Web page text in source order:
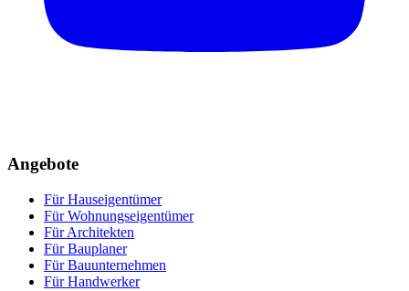
Angebote
Für Hauseigentümer
Für Wohnungseigentümer
Für Architekten
Für Bauplaner
Für Bauunternehmen
Für Handwerker